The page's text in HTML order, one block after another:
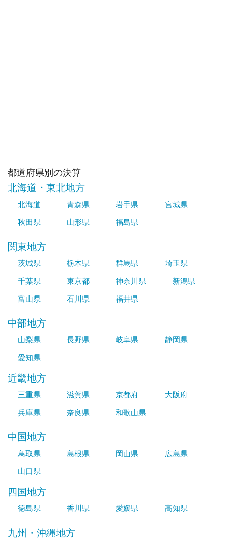
都道府県別の決算
北海道・東北地方
北海道 青森県 岩手県
宮城県
秋田県
山形県 福島県
関東地方
茨城県 栃木県 群馬県
埼玉県
千葉県
東京都 神奈川県
新潟県
富山県
石川県 福井県
中部地方
山梨県 長野県 岐阜県
静岡県
愛知県
近畿地方
三重県 滋賀県 京都府
大阪府
兵庫県
奈良県 和歌山県
中国地方
鳥取県 島根県 岡山県
広島県
山口県
四国地方
徳島県 香川県 愛媛県 高知県
九州・沖縄地方